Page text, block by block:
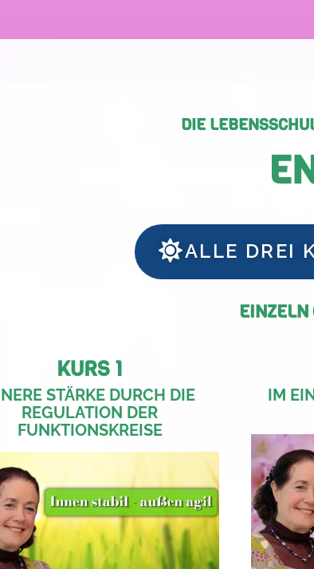
DIE
ALLE DREI
EINZELN
KURS 1
STÄRKE DURCH DIE
REGULATION DER
FUNKTIONSKREISE
IM